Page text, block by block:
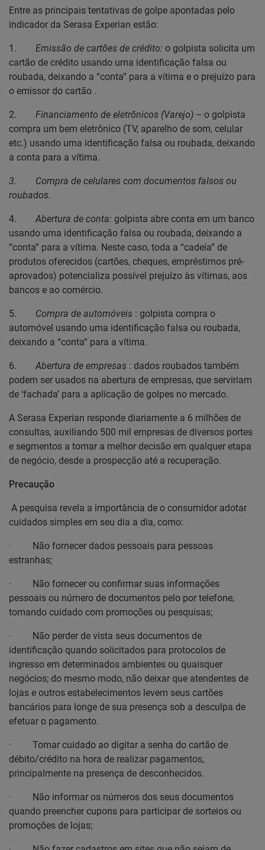
Entre as principais tentativas de golpe apontadas pelo
indicador da Serasa Experian estão:
1. Emissão de cartões de crédito: o golpista solicita um
cartão de crédito usando uma identificação falsa ou
roubada, deixando a “conta” para a vítima e o prejuízo para
o emissor do cartão .
2. Financiamento de eletrônicos (Varejo) – o golpista
compra um bem eletrônico (TV, aparelho de som, celular
etc.) usando uma identificação falsa ou roubada, deixando
a conta para a vítima.
3.
Compra de celulares com documentos falsos ou
roubados.
4. Abertura de conta: golpista abre conta em um banco
usando uma identificação falsa ou roubada, deixando a
“conta” para a vítima. Neste caso, toda a “cadeia” de
produtos oferecidos (cartões, cheques, empréstimos pré-
aprovados) potencializa possível prejuízo às vítimas, aos
bancos e ao comércio.
5. Compra de automóveis : golpista compra o
automóvel usando uma identificação falsa ou roubada,
deixando a “conta” para a vítima.
6. Abertura de empresas : dados roubados também
podem ser usados na abertura de empresas, que serviriam
de ‘fachada’ para a aplicação de golpes no mercado.
A Serasa Experian responde diariamente a 6 milhões de
consultas, auxiliando 500 mil empresas de diversos portes
e segmentos a tomar a melhor decisão em qualquer etapa
de negócio, desde a prospecção até a recuperação.
Precaução
A pesquisa revela a importância de o consumidor adotar
cuidados simples em seu dia a dia, como:
·
Não fornecer dados pessoais para pessoas
estranhas;
·
Não fornecer ou confirmar suas informações
pessoais ou número de documentos pelo por telefone,
tomando cuidado com promoções ou pesquisas;
·
Não perder de vista seus documentos de
identificação quando solicitados para protocolos de
ingresso em determinados ambientes ou quaisquer
negócios; do mesmo modo, não deixar que atendentes de
lojas e outros estabelecimentos levem seus cartões
bancários para longe de sua presença sob a desculpa de
efetuar o pagamento.
·
Tomar cuidado ao digitar a senha do cartão de
débito/crédito na hora de realizar pagamentos,
principalmente na presença de desconhecidos.
·
Não informar os números dos seus documentos
quando preencher cupons para participar de sorteios ou
promoções de lojas;